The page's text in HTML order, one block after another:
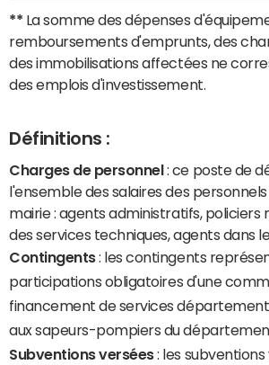
** La somme des dépenses
remboursements d'emprunts, des
des immobilisations affectées ne
des emplois d'investissement.
Définitions :
Charges de personnel : ce poste de
l'ensemble des salaires des
mairie : agents administratifs, policiers
des services techniques, agents dans
Contingents: les contingents
participations obligatoires d'une
financement de services
aux sapeurs-pompiers du
Subventions versées: les subventions